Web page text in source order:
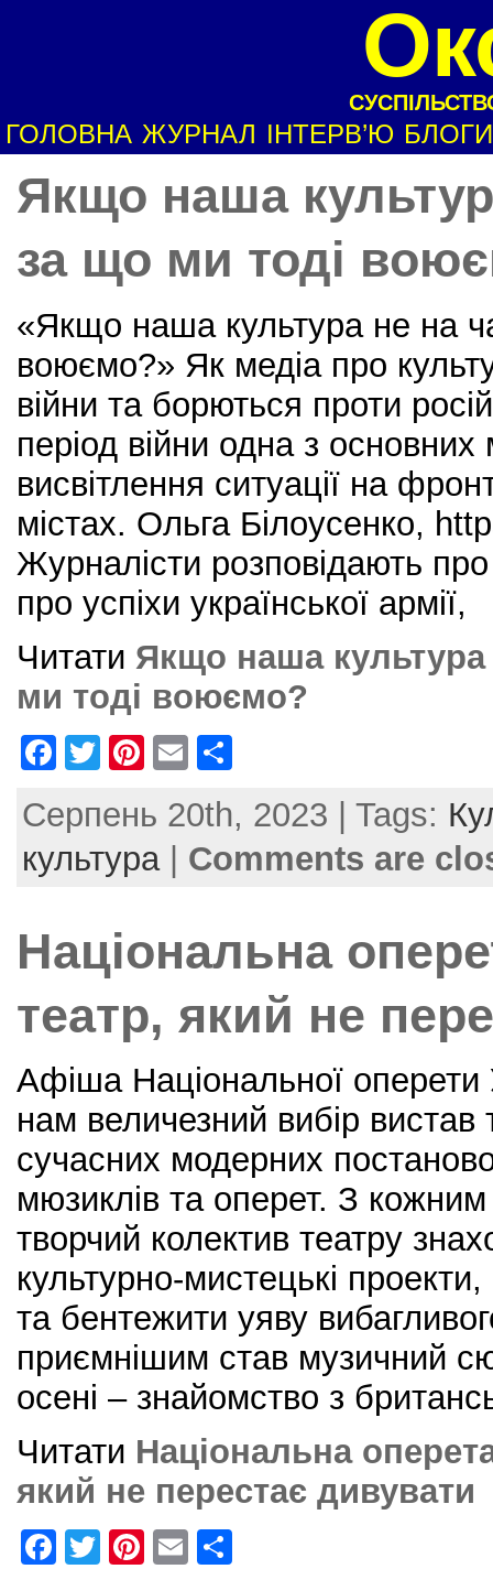
ГОЛОВНА ЖУРНАЛ ІНТЕРВ’Ю БЛОГИ
Якщо наша
за що ми тоді
«Якщо наша культура не на
воюємо?» Як медіа про
війни та борються проти
період війни одна з основних
висвітлення ситуації на
містах. Ольга Білоусенко,
Журналісти розповідають
про успіхи української армії,
Читати Якщо наша культура
ми тоді воюємо?
F
c
e
o
k
T
itt
er
Pi
er
e
E
ai
l
ar
e
Серпень 20th, 2023 | Tags:
культура| Comments are
Національна
театр, який не
Афіша Національної оперети
нам величезний вибір вистав
сучасних модерних
мюзиклів та оперет. З
творчий колектив театру
культурно-мистецькі
та бентежити уяву
приємнішим став музичний
осені – знайомство з
Читати Національна
який не перестає дивувати
F
T
Pi
E